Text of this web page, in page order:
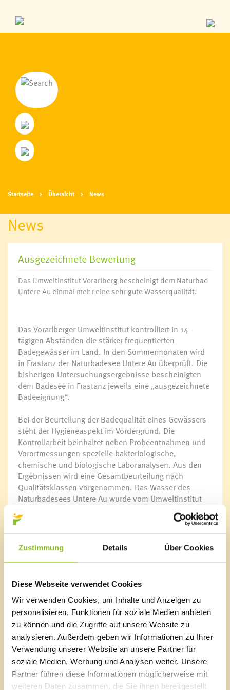
Zustimmung Details Über Cookies
Diese Webseite verwendet Cookies
Wir verwenden Cookies, um Inhalte und Anzeigen zu
personalisieren, Funktionen für soziale Medien anbieten
zu können und die Zugriffe auf unsere Website zu
analysieren. Außerdem geben wir Informationen zu Ihrer
Verwendung unserer Website an unsere Partner für
soziale Medien, Werbung und Analysen weiter. Unsere
Partner führen diese Informationen möglicherweise mit
weiteren Daten zusammen, die Sie ihnen bereitgestellt
Startseite Übersicht News
News
Ausgezeichnete Bewertung
Das Umweltinstitut Vorarlberg bescheinigt dem Naturbad
Untere Au einmal mehr eine sehr gute Wasserqualität.
Das Vorarlberger Umweltinstitut kontrolliert in 14-
tägigen Abständen die stärker frequentierten
Badegewässer im Land. In den Sommermonaten wird
in Frastanz der Naturbadesee Untere Au überprüft. Die
bisherigen Untersuchungsergebnisse bescheinigten
dem Badesee in Frastanz jeweils eine „ausgezeichnete
Badeeignung“.
Bei der Beurteilung der Badequalität eines Gewässers
steht der Hygieneaspekt im Vordergrund. Die
Kontrollarbeit beinhaltet neben Probeentnahmen und
Vorortmessungen spezielle bakteriologische,
chemische und biologische Laboranalysen. Aus den
Ergebnissen wird eine Gesamtbeurteilung nach
Qualitätsklassen vorgenommen. Das Wasser des
Naturbadesees Untere Au wurde vom Umweltinstitut
„Ausgezeichnete Badeeignung“ – Erläuterung:
Die mikrobiologische und chemische Belastung des
Wassers ist gering, es sind keine direkten
Verunreinigungen durch Abwasser feststellbar. Das
erhöhte Trübung. Die Richtwerte sind eingehalten. Aus
Sicht der Wasserqualität ist Baden uneingeschränkt
möglich.
Link
Die aktuellen Ergebnisse der laufenden
Badequalitätsüberwachung können unter
www.vorarlberg.at/badeseeneingesehen werden.